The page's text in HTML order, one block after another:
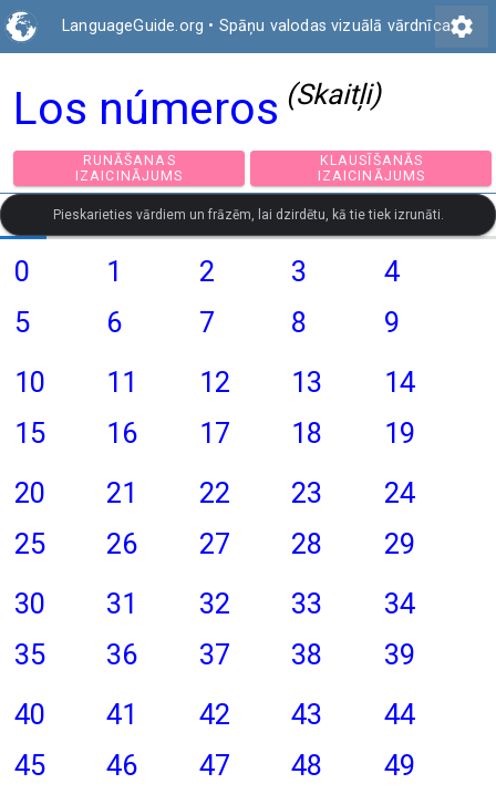
LanguageGuide.org • Spāņu valodas vizuālā vārdnīcasettings
Los números (Skaitļi)
RUNĀŠANAS
IZAICINĀJUMS
KLAUSĪŠANĀS
IZAICINĀJUMS
Pieskarieties vārdiem un frāzēm, lai dzirdētu, kā tie tiek izrunāti.
0 1 2 3
4
5
6 7 8
9
10
11 12 13
14
15
16 17 18
19
20
21 22 23
24
25
26 27 28
29
30
31 32 33
34
35
36 37 38
39
40
41 42 43
44
45
46 47 48
49